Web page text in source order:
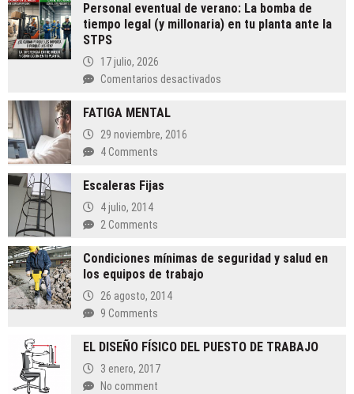
Personal eventual de verano: La bomba de
tiempo legal (y millonaria) en tu planta ante la
STPS
17 julio, 2026
Comentarios desactivados
millonaria)
la
FATIGA MENTAL
29 noviembre, 2016
4 Comments
Escaleras Fijas
4 julio, 2014
2 Comments
Condiciones mínimas de seguridad y salud en
los equipos de trabajo
26 agosto, 2014
9 Comments
EL DISEÑO FÍSICO DEL PUESTO DE TRABAJO
3 enero, 2017
No comment